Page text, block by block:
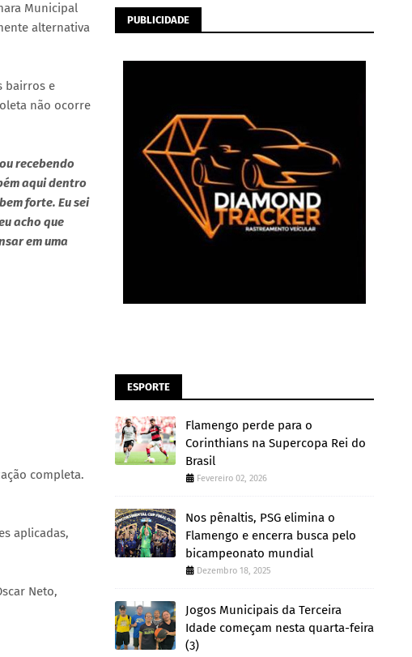
Municipal
alternativa
bairros e
não ocorre
recebendo
aqui dentro
forte. Eu sei
acho que
em uma
completa.
aplicadas,
Neto,
PUBLICIDADE
ESPORTE
Flamengo perde para o
Corinthians na Supercopa Rei do
Brasil
Fevereiro 02, 2026
Nos pênaltis, PSG elimina o
Flamengo e encerra busca pelo
bicampeonato mundial
Dezembro 18, 2025
Jogos Municipais da Terceira
Idade começam nesta quarta-feira
(3)